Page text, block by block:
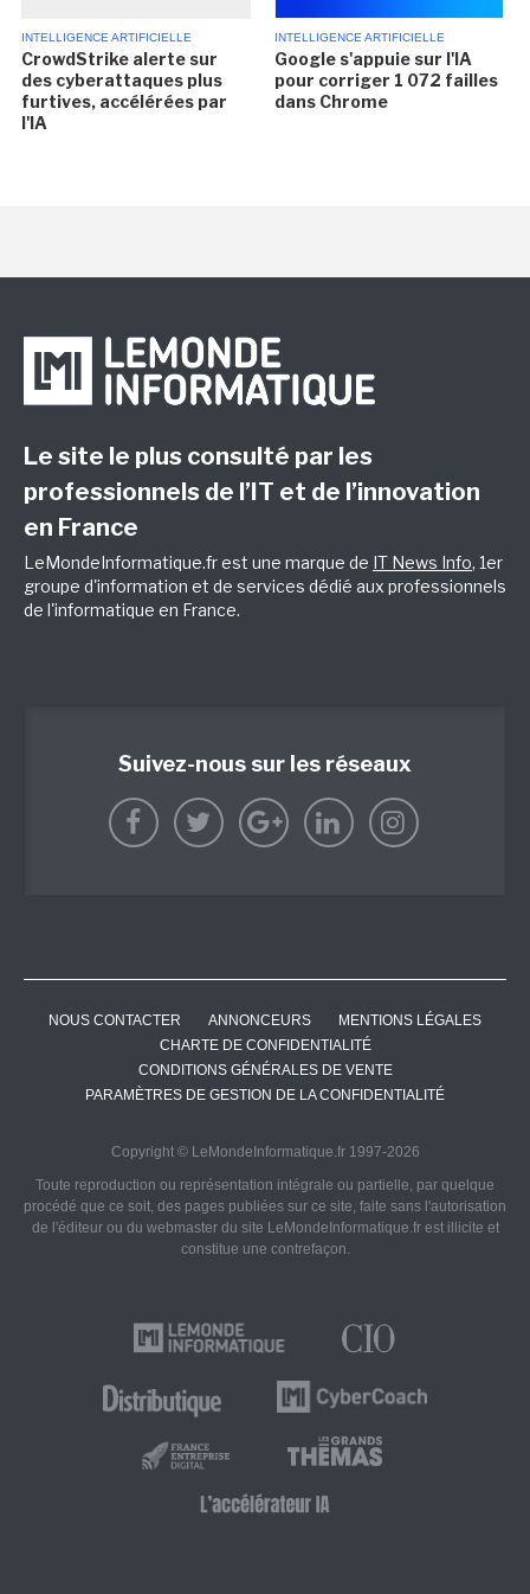
INTELLIGENCE ARTIFICIELLE
CrowdStrike alerte sur
des cyberattaques plus
furtives, accélérées par
l'IA
INTELLIGENCE ARTIFICIELLE
Google s'appuie sur l'IA
pour corriger 1 072 failles
dans Chrome
Le site le plus consulté par les
professionnels de l’IT et de l’innovation
en France
LeMondeInformatique.fr est une marque de IT News Info, 1er
groupe d'information et de services dédié aux professionnels
de l'informatique en France.
Suivez-nous sur les réseaux
NOUS CONTACTER ANNONCEURS
MENTIONS LÉGALES
CHARTE DE CONFIDENTIALITÉ
CONDITIONS GÉNÉRALES DE VENTE
PARAMÈTRES DE GESTION DE LA CONFIDENTIALITÉ
Copyright © LeMondeInformatique.fr 1997-2026
Toute reproduction ou représentation intégrale ou partielle, par quelque
procédé que ce soit, des pages publiées sur ce site, faite sans l'autorisation
de l'éditeur ou du webmaster du site LeMondeInformatique.fr est illicite et
constitue une contrefaçon.